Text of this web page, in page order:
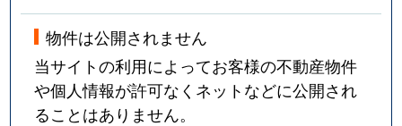
物件は公開されません
当サイトの利用によってお客様の不動産物件
や個人情報が許可なくネットなどに公開され
ることはありません。